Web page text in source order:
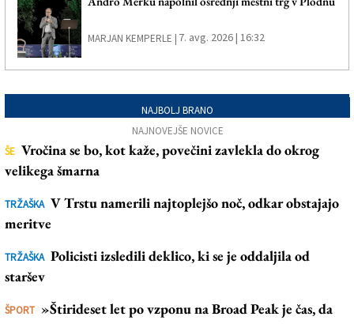
MARJAN KEMPERLE | 7. avg. 2026 | 16:32
NAJBOLJ BRANO
NAJNOVEJŠE NOVICE
ŠE Vročina se bo, kot kaže, povečini zavlekla do okrog
velikega šmarna
TRŽAŠKA V Trstu namerili najtoplejšo noč, odkar obstajajo
meritve
TRŽAŠKA Policisti izsledili deklico, ki se je oddaljila od
staršev
ŠPORT »Štirideset let po vzponu na Broad Peak je čas, da